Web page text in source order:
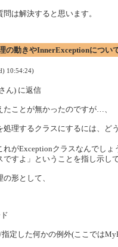
は解決すると思います。
の動きやInnerExceptionについ
10:54:24)
ん) に返信
ことが無かったのですが…、
理するクラスにするには、ど
がExceptionクラスなんでしょ
ですよ」ということを指し示し
形として、
定した何かの例外(ここでは